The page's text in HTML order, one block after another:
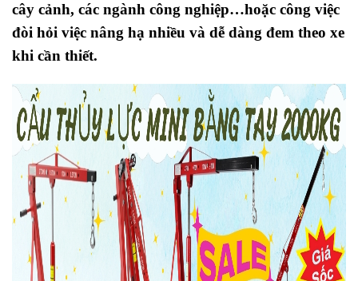
cây cảnh, các ngành công nghiệp…hoặc công việc
đòi hỏi việc nâng hạ nhiều và dễ dàng đem theo xe
khi cần thiết.